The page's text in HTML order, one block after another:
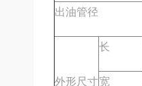
出油管径
外形尺寸
长
宽